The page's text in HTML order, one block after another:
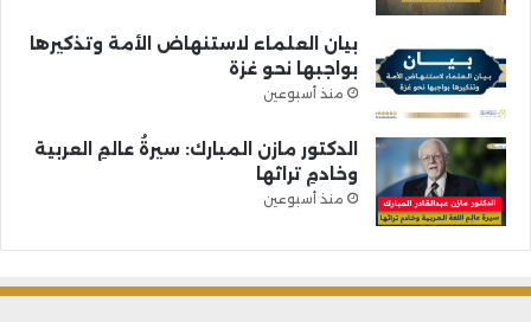
بيان العلماء لاستنهاض الأمة وتذكيرها
بواجبها نحو غزة
منذ أسبوعين
الدكتور مازن المبارك: سيرةُ عالمِ العربية
وخادمِ تراثها
منذ أسبوعين